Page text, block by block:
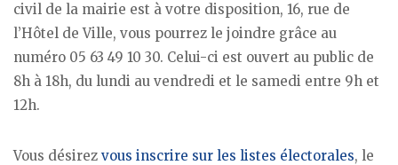
civil de la mairie est à votre disposition, 16, rue de
l’Hôtel de Ville, vous pourrez le joindre grâce au
numéro 05 63 49 10 30. Celui-ci est ouvert au public de
8h à 18h, du lundi au vendredi et le samedi entre 9h et
12h.
Vous désirez vous inscrire sur les listes électorales, le